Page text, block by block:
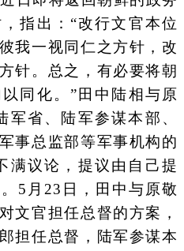
指出：“改行文官本位
我一视同仁之方针，改
针。总之，有必要将朝
同化。”田中陆相与原
省、陆军参谋本部、
事总监部等军事机构的
满议论，提议由自己提
5月23日，田中与原敬
文官担任总督的方案，
担任总督，陆军参谋本